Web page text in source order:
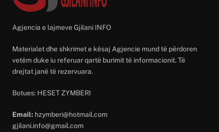
Agjencia e lajmeve Gjilani INFO
Materialet dhe shkrimet e kësaj Agjencie mund të përdoren
vetëm duke iu referuar qartë burimit të informacionit. Të
drejtat janë të rezervuara.
Botues: HESET ZYMBERI
Email: hzymberi@hotmail.com
gjilani.info@gmail.com